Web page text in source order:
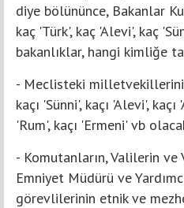
diye bölününce, Bakanlar
kaç 'Türk', kaç 'Alevi', kaç
bakanlıklar, hangi kimliğe
- Meclisteki
kaçı 'Sünni', kaçı 'Alevi', kaçı
'Rum', kaçı 'Ermeni' vb
- Komutanların, Valilerin ve
Emniyet Müdürü ve
görevlilerinin etnik ve